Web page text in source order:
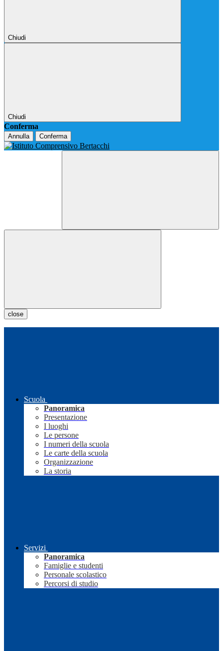
Chiudi
Chiudi
Conferma
Annulla Conferma
close
Scuola
Panoramica
Presentazione
I luoghi
Le persone
I numeri della scuola
Le carte della scuola
Organizzazione
La storia
Servizi
Panoramica
Famiglie e studenti
Personale scolastico
Percorsi di studio